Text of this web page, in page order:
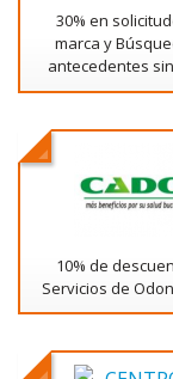
30% en
marca y
antecedentes
10% de
Servicios de